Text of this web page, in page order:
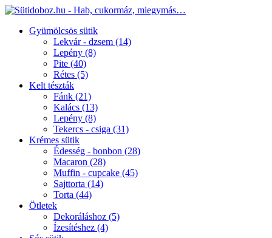
Gyümölcsös sütik
Lekvár - dzsem (14)
Lepény (8)
Pite (40)
Rétes (5)
Kelt tészták
Fánk (21)
Kalács (13)
Lepény (8)
Tekercs - csiga (31)
Krémes sütik
Édesség - bonbon (28)
Macaron (28)
Muffin - cupcake (45)
Sajttorta (14)
Torta (44)
Ötletek
Dekoráláshoz (5)
Ízesítéshez (4)